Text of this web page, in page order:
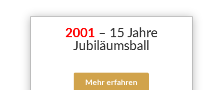
2001 – 15 Jahre
Jubiläumsball
Mehr erfahren